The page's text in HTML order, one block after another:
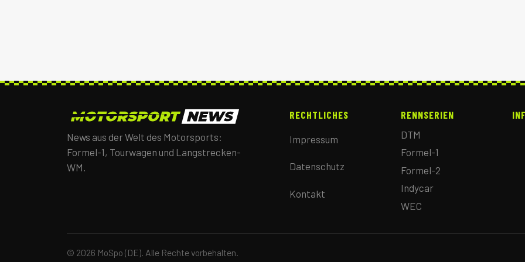
News aus der Welt des Motorsports:
Formel-1, Tourwagen und Langstrecken-
WM.
RECHTLICHES
Impressum
Datenschutz
Kontakt
RENNSERIEN
DTM
Formel-1
Formel-2
Indycar
WEC
© 2026 MoSpo (DE). Alle Rechte vorbehalten.